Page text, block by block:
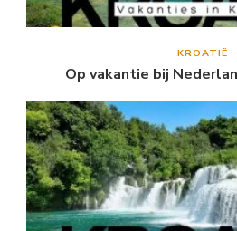
KROATIË
Op vakantie bij